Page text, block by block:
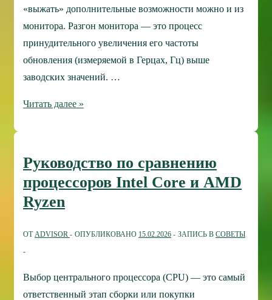
«выжать» дополнительные возможности можно и из
монитора. Разгон монитора — это процесс
принудительного увеличения его частоты
обновления (измеряемой в Герцах, Гц) выше
заводских значений. …
Разгон
частоты
обновления
экрана
Читать далее »
Руководство по сравнению
процессоров Intel Core и AMD
Ryzen
ОТ ADVISOR ОПУБЛИКОВАНО 15.02.2026 ЗАПИСЬ В СОВЕТЫ
Выбор центрального процессора (CPU) — это самый
ответственный этап сборки или покупки